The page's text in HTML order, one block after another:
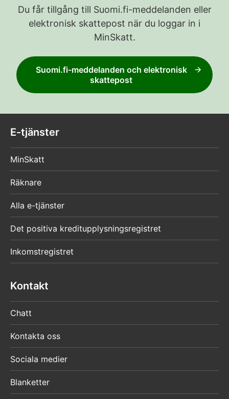
Du får tillgång till Suomi.fi-meddelanden eller
elektronisk skattepost när du loggar in i
MinSkatt.
Suomi.fi-meddelanden och elektronisk
skattepost
E-tjänster
MinSkatt
Räknare
Alla e-tjänster
Det positiva kreditupplysningsregistret
Inkomstregistret
Kontakt
Chatt
Kontakta oss
Sociala medier
Blanketter